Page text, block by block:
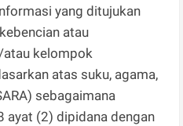
yang ditujukan
atau
atau kelompok
atas suku, agama,
sebagaimana
ayat (2) dipidana dengan